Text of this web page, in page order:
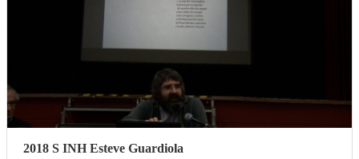
2018 S INH Esteve Guardiola